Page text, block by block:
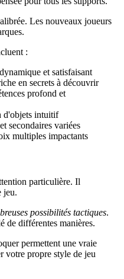
Les nouveaux joueurs
:
et satisfaisant
en secrets à découvrir
profond et
d'objets intuitif
secondaires variées
multiples impactants
particulière. Il
jeu.
possibilités tactiques.
de différentes manières.
permettent une vraie
votre propre style de jeu